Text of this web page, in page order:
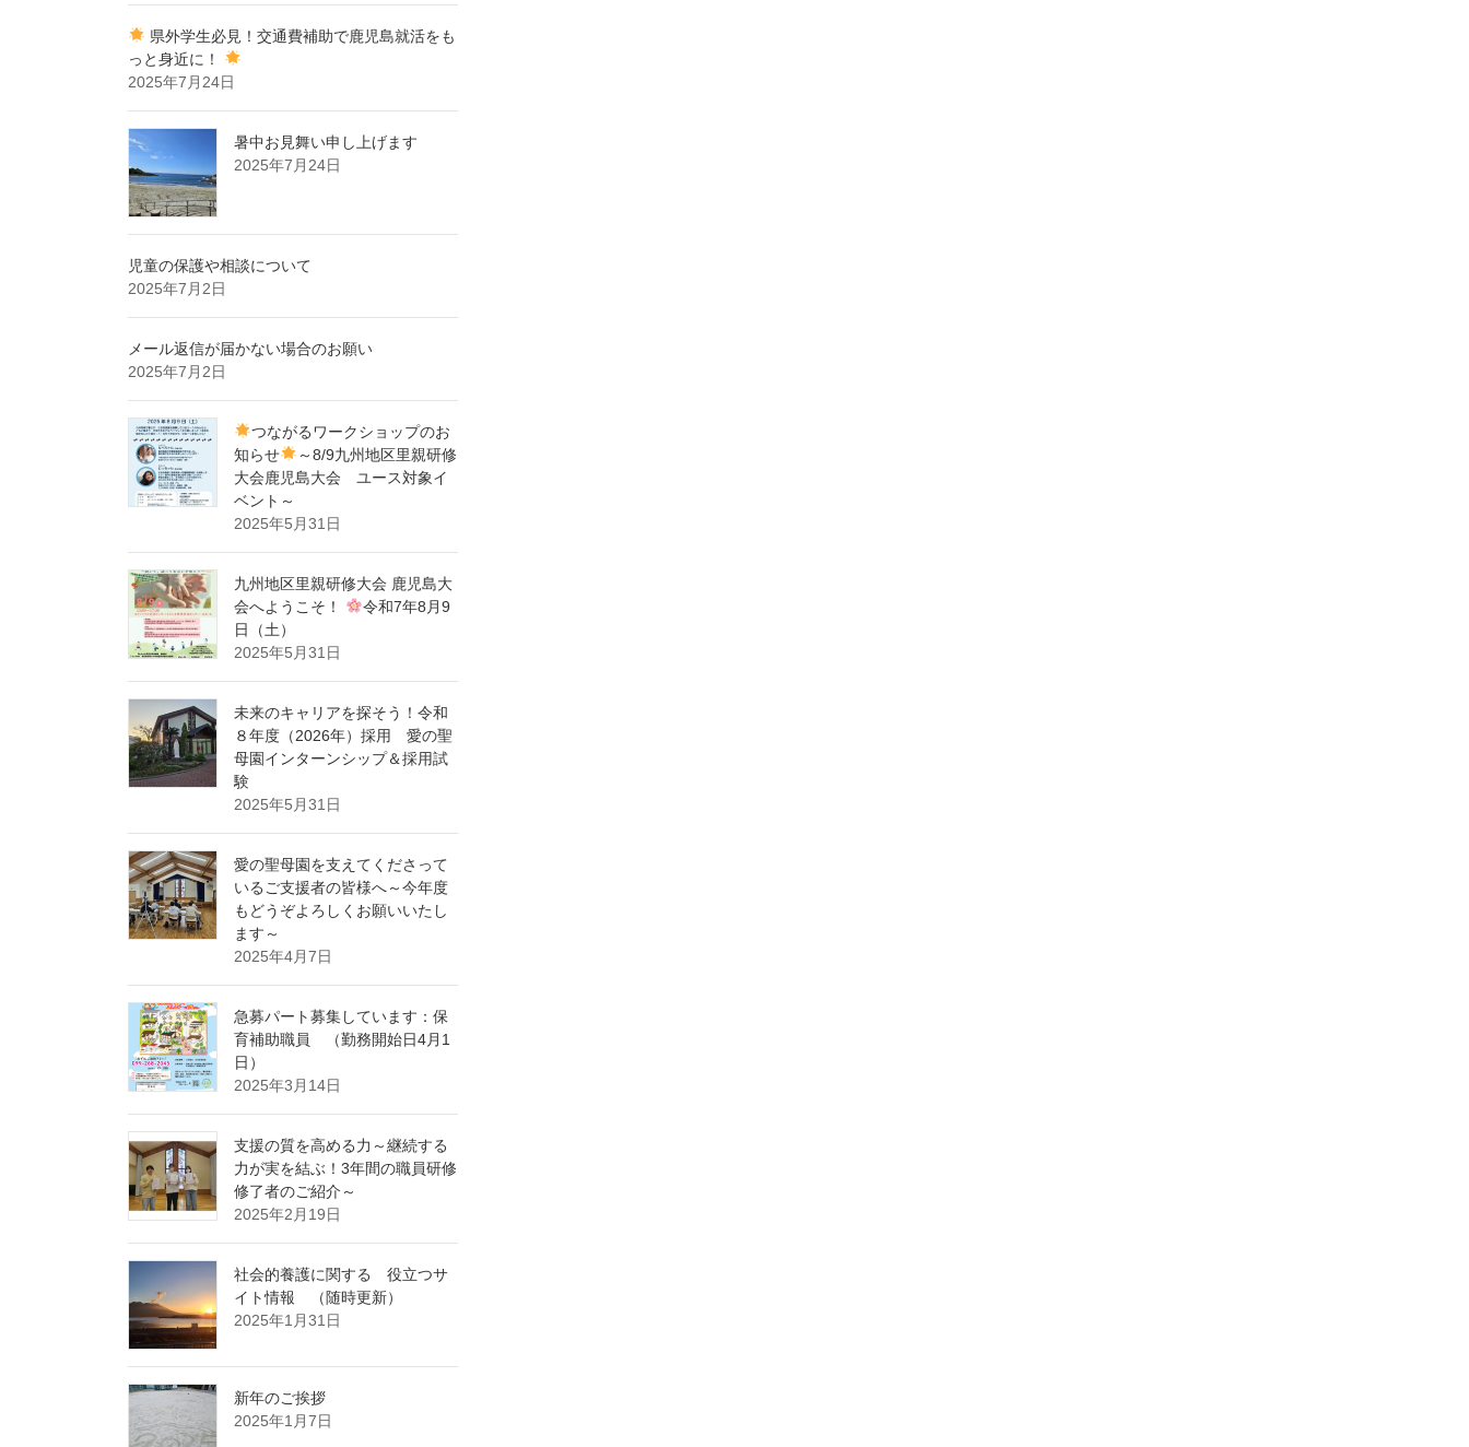
県外学生必見！交通費補助で鹿児島就活をも
っと身近に！
2025年7月24日
暑中お見舞い申し上げます
2025年7月24日
児童の保護や相談について
2025年7月2日
メール返信が届かない場合のお願い
2025年7月2日
つながるワークショップのお
知らせ
～8/9九州地区里親研修
大会鹿児島大会 ユース対象イ
ベント～
2025年5月31日
九州地区里親研修大会 鹿児島大
会へようこそ！
令和7年8月9
日（土）
2025年5月31日
未来のキャリアを探そう！令和
８年度（2026年）採用 愛の聖
母園インターンシップ＆採用試
験
2025年5月31日
愛の聖母園を支えてくださって
いるご支援者の皆様へ～今年度
もどうぞよろしくお願いいたし
ます～
2025年4月7日
急募パート募集しています：保
育補助職員 （勤務開始日4月1
日）
2025年3月14日
支援の質を高める力～継続する
力が実を結ぶ！3年間の職員研修
修了者のご紹介～
2025年2月19日
社会的養護に関する 役立つサ
イト情報 （随時更新）
2025年1月31日
新年のご挨拶
2025年1月7日